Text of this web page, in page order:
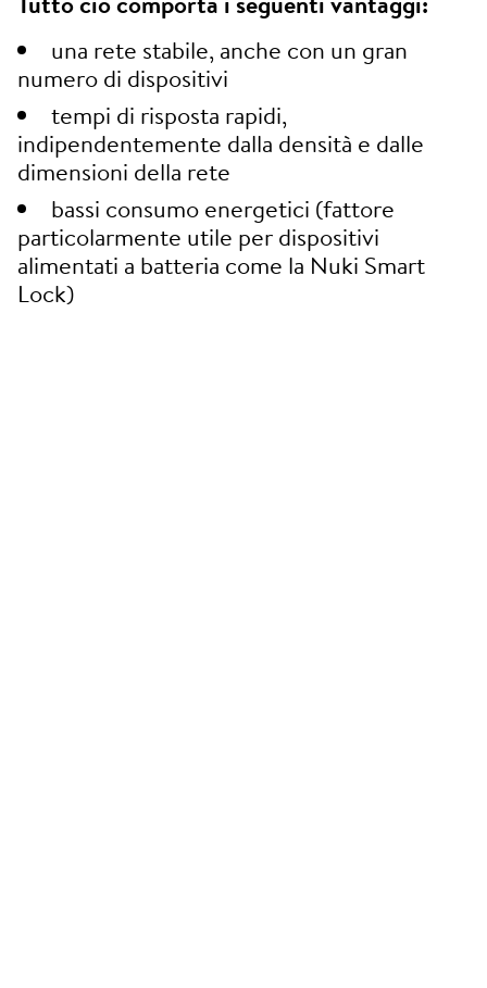
una rete stabile, anche con un gran
numero di dispositivi
tempi di risposta rapidi,
indipendentemente dalla densità e dalle
dimensioni della rete
bassi consumo energetici (fattore
particolarmente utile per dispositivi
alimentati a batteria come la Nuki Smart
Lock)